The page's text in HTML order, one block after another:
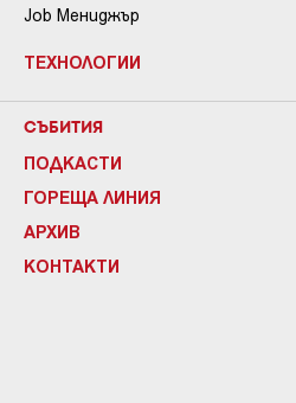
Job Мениджър
ТЕХНОЛОГИИ
СЪБИТИЯ
ПОДКАСТИ
ГОРЕЩА ЛИНИЯ
АРХИВ
КОНТАКТИ